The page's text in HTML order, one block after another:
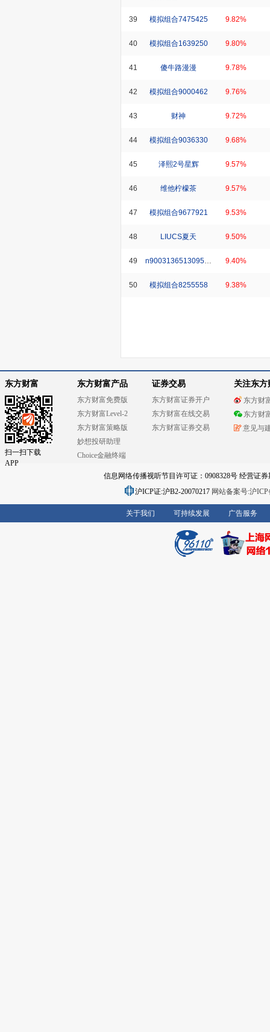
39 模拟组合7475425 9.82%
40 模拟组合1639250 9.80%
41 傻牛路漫漫 9.78%
42 模拟组合9000462 9.76%
43 财神 9.72%
44 模拟组合9036330 9.68%
45 泽熙2号星辉 9.57%
46 维他柠檬茶 9.57%
47 模拟组合9677921 9.53%
48 LIUCS夏天 9.50%
49 n900313651309596_1 9.40%
50 模拟组合8255558 9.38%